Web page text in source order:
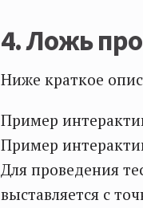
4. Ложь
Ниже краткое
Пример
Пример
Для проведения
выставляется с